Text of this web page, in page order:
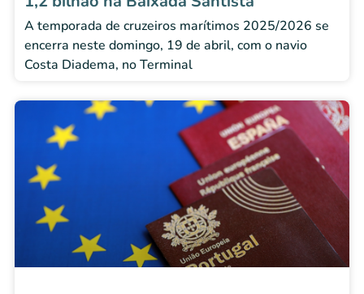
A temporada de cruzeiros marítimos 2025/2026 se
encerra neste domingo, 19 de abril, com o navio
Costa Diadema, no Terminal